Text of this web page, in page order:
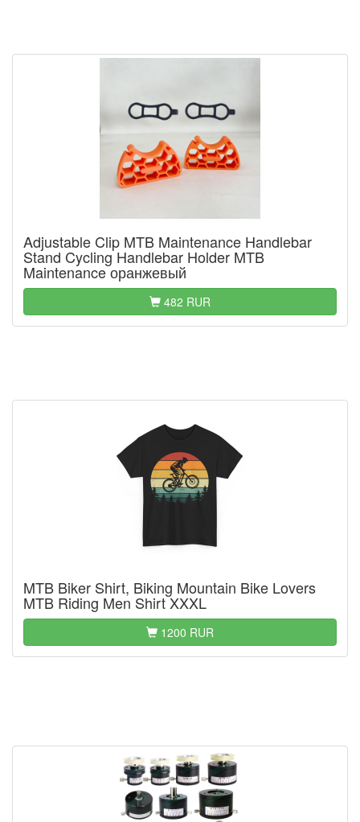
Adjustable Clip MTB Maintenance Handlebar
Stand Cycling Handlebar Holder MTB
Maintenance оранжевый
482 RUR
MTB Biker Shirt, Biking Mountain Bike Lovers
MTB Riding Men Shirt XXXL
1200 RUR